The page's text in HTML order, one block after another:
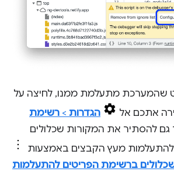
שהמערכת מתעלמת ממנו, לחיצה על
אתכם אל הגדרות > רשימת
להסתיר את המקורות שכלולים
מעץ הקבצים באמצעות
ברשימת הפריטים להתעלמות